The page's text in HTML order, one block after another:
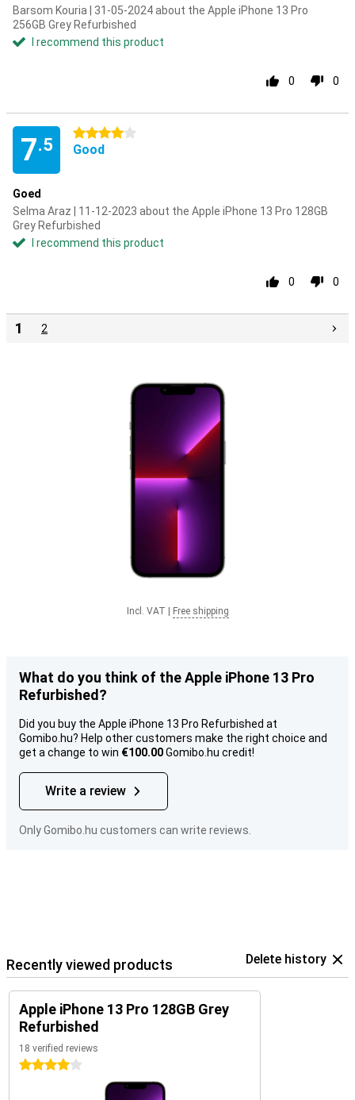
Barsom Kouria | 31-05-2024 about the Apple iPhone 13 Pro
256GB Grey Refurbished
I recommend this product
0 0
7.5
4 stars
Good
Goed
Selma Araz | 11-12-2023 about the Apple iPhone 13 Pro 128GB
Grey Refurbished
I recommend this product
0 0
1 2
Incl. VAT Free shipping
What do you think of the Apple iPhone 13 Pro
Refurbished?
Did you buy the Apple iPhone 13 Pro Refurbished at
Gomibo.hu? Help other customers make the right choice and
get a change to win €100.00Gomibo.hu credit!
Write a review
Only Gomibo.hu customers can write reviews.
Recently viewed products Delete history
Apple iPhone 13 Pro 128GB Grey
Refurbished
18 verified reviews
4 stars